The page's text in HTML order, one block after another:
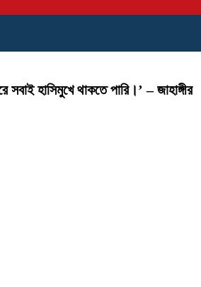
সবাই হাসিমুখে থাকতে পারি।’ – জাহাঙ্গীর